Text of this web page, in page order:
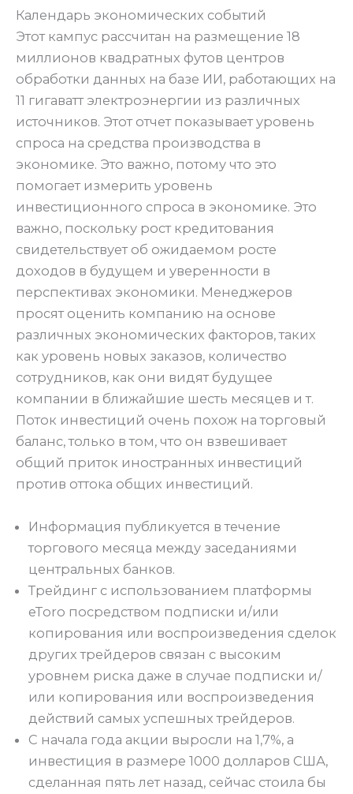
Календарь экономических событий
Этот кампус рассчитан на размещение 18
миллионов квадратных футов центров
обработки данных на базе ИИ, работающих на
11 гигаватт электроэнергии из различных
источников. Этот отчет показывает уровень
спроса на средства производства в
экономике. Это важно, потому что это
помогает измерить уровень
инвестиционного спроса в экономике. Это
важно, поскольку рост кредитования
свидетельствует об ожидаемом росте
доходов в будущем и уверенности в
перспективах экономики. Менеджеров
просят оценить компанию на основе
различных экономических факторов, таких
как уровень новых заказов, количество
сотрудников, как они видят будущее
компании в ближайшие шесть месяцев и т.
Поток инвестиций очень похож на торговый
баланс, только в том, что он взвешивает
общий приток иностранных инвестиций
против оттока общих инвестиций.
Информация публикуется в течение
торгового месяца между заседаниями
центральных банков.
Трейдинг с использованием платформы
eToro посредством подписки и/или
копирования или воспроизведения сделок
других трейдеров связан с высоким
уровнем риска даже в случае подписки и/
или копирования или воспроизведения
действий самых успешных трейдеров.
С начала года акции выросли на 1,7%, а
инвестиция в размере 1000 долларов США,
сделанная пять лет назад, сейчас стоила бы